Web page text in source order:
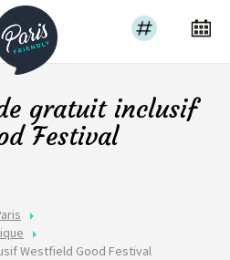
Westfield Good Festival
gratuit inclusif
Festival